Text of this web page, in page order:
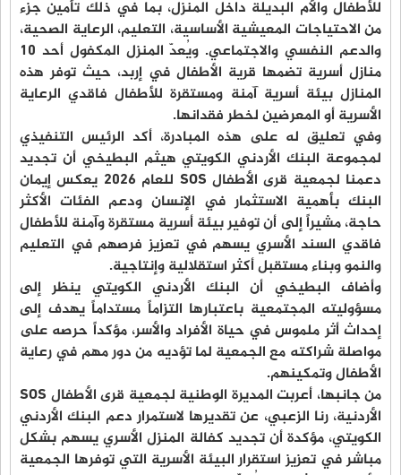
للأطفال والأم البديلة داخل المنزل، بما في ذلك تأمين جزء
من الاحتياجات المعيشية الأساسية، التعليم، الرعاية الصحية،
والدعم النفسي والاجتماعي. ويُعدّ المنزل المكفول أحد 10
منازل أسرية تضمها قرية الأطفال في إربد، حيث توفر هذه
المنازل بيئة أسرية آمنة ومستقرة للأطفال فاقدي الرعاية
الأسرية أو المعرضين لخطر فقدانها.
وفي تعليق له على هذه المبادرة، أكد الرئيس التنفيذي
لمجموعة البنك الأردني الكويتي هيثم البطيخي أن تجديد
دعمنا لجمعية قرى الأطفال SOS للعام 2026 يعكس إيمان
البنك بأهمية الاستثمار في الإنسان ودعم الفئات الأكثر
حاجة، مشيراً إلى أن توفير بيئة أسرية مستقرة وآمنة للأطفال
فاقدي السند الأسري يسهم في تعزيز فرصهم في التعليم
والنمو وبناء مستقبل أكثر استقلالية وإنتاجية.
وأضاف البطيخي أن البنك الأردني الكويتي ينظر إلى
مسؤوليته المجتمعية باعتبارها التزاماً مستداماً يهدف إلى
إحداث أثر ملموس في حياة الأفراد والأسر، مؤكداً حرصه على
مواصلة شراكته مع الجمعية لما تؤديه من دور مهم في رعاية
الأطفال وتمكينهم.
من جانبها، أعربت المديرة الوطنية لجمعية قرى الأطفال SOS
الأردنية، رنا الزعبي، عن تقديرها لاستمرار دعم البنك الأردني
الكويتي، مؤكدة أن تجديد كفالة المنزل الأسري يسهم بشكل
مباشر في تعزيز استقرار البيئة الأسرية التي توفرها الجمعية